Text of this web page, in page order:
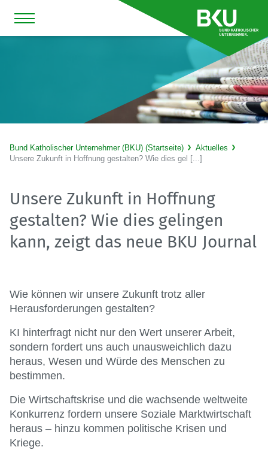
Bund Katholischer Unternehmer (BKU) (Startseite)
Aktuelles
Unsere Zukunft in Hoffnung gestalten? Wie dies gel [...]
Unsere Zukunft in Hoffnung
gestalten? Wie dies gelingen
kann, zeigt das neue BKU Journal
Wie können wir unsere Zukunft trotz aller
Herausforderungen gestalten?
KI hinterfragt nicht nur den Wert unserer Arbeit,
sondern fordert uns auch unausweichlich dazu
heraus, Wesen und Würde des Menschen zu
bestimmen.
Die Wirtschaftskrise und die wachsende weltweite
Konkurrenz fordern unsere Soziale Marktwirtschaft
heraus – hinzu kommen politische Krisen und
Kriege.